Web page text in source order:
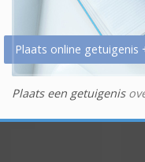
Plaats online getuigenis
Plaats een getuigenis